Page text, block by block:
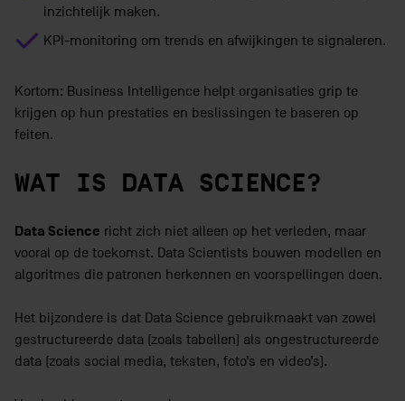
inzichtelijk maken.
KPI-monitoring om trends en afwijkingen te signaleren.
Kortom: Business Intelligence helpt organisaties grip te
krijgen op hun prestaties en beslissingen te baseren op
feiten.
WAT IS DATA SCIENCE?
Data Science richt zich niet alleen op het verleden, maar
vooral op de toekomst. Data Scientists bouwen modellen en
algoritmes die patronen herkennen en voorspellingen doen.
Het bijzondere is dat Data Science gebruikmaakt van zowel
gestructureerde data (zoals tabellen) als ongestructureerde
data (zoals social media, teksten, foto’s en video’s).